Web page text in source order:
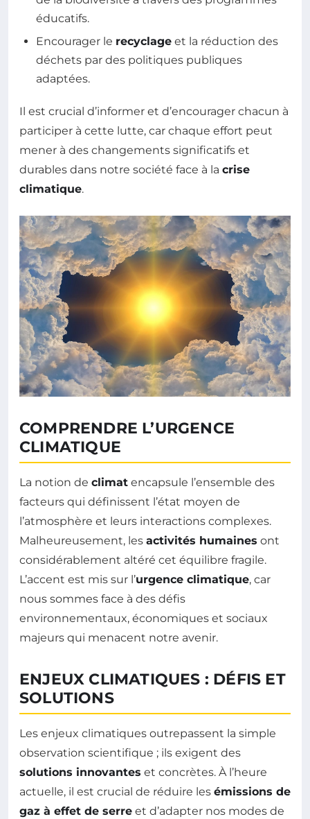
éducatifs.
Encourager le recyclage et la réduction des
déchets par des politiques publiques
adaptées.
Il est crucial d’informer et d’encourager chacun à
participer à cette lutte, car chaque effort peut
mener à des changements significatifs et
durables dans notre société face à la crise
climatique.
COMPRENDRE L’URGENCE
CLIMATIQUE
La notion de climat encapsule l’ensemble des
facteurs qui définissent l’état moyen de
l’atmosphère et leurs interactions complexes.
Malheureusement, les activités humaines ont
considérablement altéré cet équilibre fragile.
L’accent est mis sur l’urgence climatique, car
nous sommes face à des défis
environnementaux, économiques et sociaux
majeurs qui menacent notre avenir.
ENJEUX CLIMATIQUES : DÉFIS ET
SOLUTIONS
Les enjeux climatiques outrepassent la simple
observation scientifique ; ils exigent des
solutions innovantes et concrètes. À l’heure
actuelle, il est crucial de réduire les émissions de
gaz à effet de serre et d’adapter nos modes de